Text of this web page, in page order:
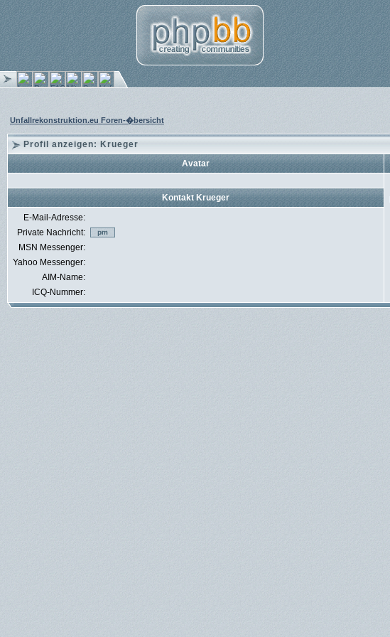
Unfallrekonstruktion.eu Foren-�bersicht
Profil anzeigen: Krueger
Avatar
Kontakt Krueger
E-Mail-Adresse:
Private Nachricht:
MSN Messenger:
Yahoo Messenger:
AIM-Name:
ICQ-Nummer: